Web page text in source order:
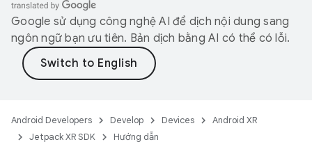
Google sử dụng công nghệ AI để dịch nội dung sang
ngôn ngữ bạn ưu tiên. Bản dịch bằng AI có thể có lỗi.
Android Developers Develop Devices
Android XR
Jetpack XR SDK
Hướng dẫn